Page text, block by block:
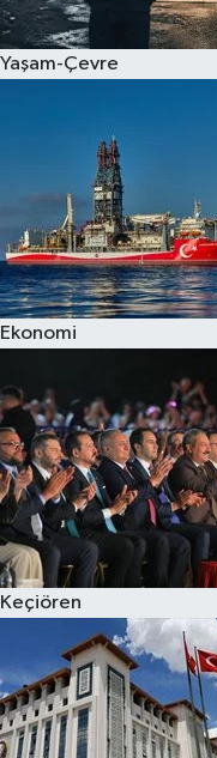
Yaşam-Çevre
Ekonomi
Keçiören